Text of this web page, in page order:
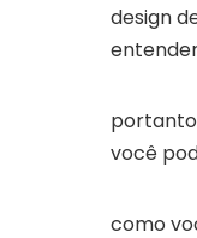
design
você
como